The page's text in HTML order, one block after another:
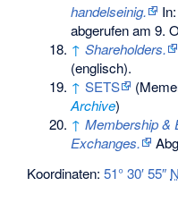
handelseinig.
abgerufen am 9.
↑ Shareholders.
(englisch).
↑ SETS (
Archive)
↑ Membership &
Exchanges.
Koordinaten:51° 30′ 55″ N